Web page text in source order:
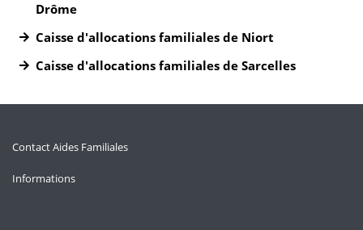
Drôme
Caisse d'allocations familiales de Niort
Caisse d'allocations familiales de Sarcelles
Contact Aides Familiales
Informations